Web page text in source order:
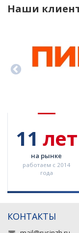
Наши
11 лет
на рынке
работаем с 2014
года
КОНТАКТЫ